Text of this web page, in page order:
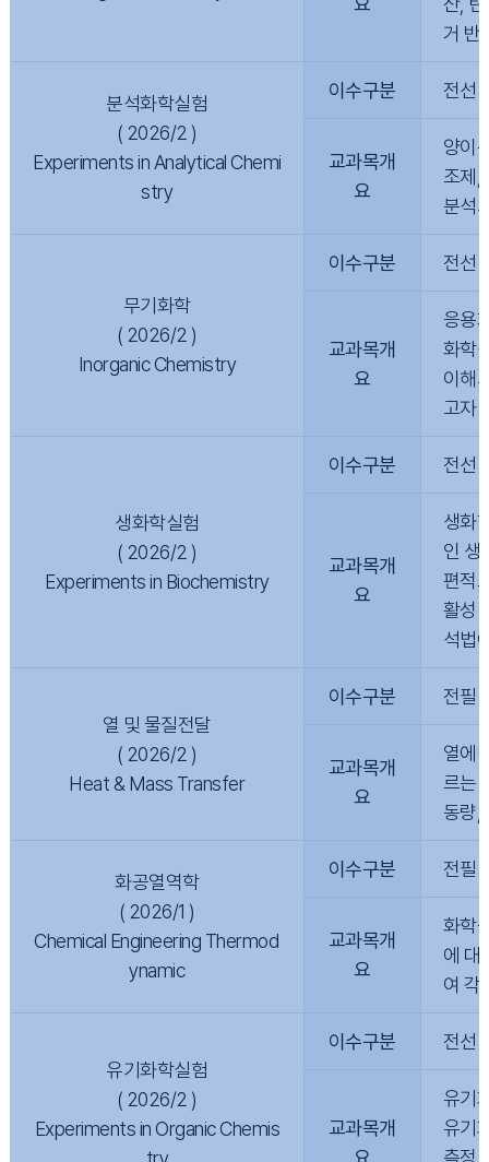
거 반
분석화학실험
( 2026/2 )
Experiments in Analytical Chemi
stry
이수구분 전선
교과목개
요
양이
조제,
분석
무기화학
( 2026/2 )
Inorganic Chemistry
이수구분 전선
교과목개
요
응용
화학
이해
고자
생화학실험
( 2026/2 )
Experiments in Biochemistry
이수구분 전선
교과목개
요
생화
인 생
편적
활성
석법
열 및 물질전달
( 2026/2 )
Heat & Mass Transfer
이수구분 전필
교과목개
요
열에
르는
동량,
화공열역학
( 2026/1 )
Chemical Engineering Thermod
ynamic
이수구분 전필
교과목개
요
화학
에 대
여 각
유기화학실험
( 2026/2 )
Experiments in Organic Chemis
이수구분 전선
교과목개
요
유기
유기
측정,